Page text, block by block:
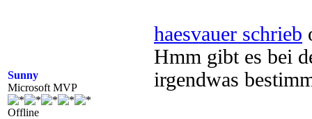
Sunny
Microsoft MVP
Offline
haesvauer schrieb
Hmm gibt es bei
irgendwas